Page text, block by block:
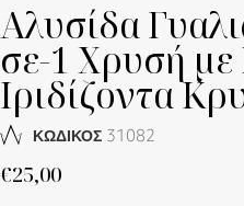
Αλυσίδα
σε-1 Χρυσή
Ιριδίζοντα
ΚΩΔΙΚΟΣ 31082
€25,00